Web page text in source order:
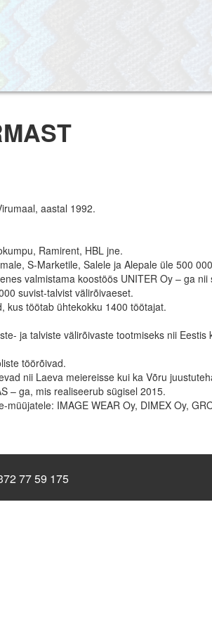
aastal 1992.
Ramirent, HBL jne.
S-Marketile, Salele ja Alepale üle 500
valmistama koostöös UNITER Oy – ga
suvist-talvist välirõivaeset.
kus töötab ühtekokku 1400 töötajat.
ja talviste välirõivaste tootmiseks nii
töörõivad.
nii Laeva meiereisse kui ka Võru
– ga, mis realiseerub sügisel 2015.
IMAGE WEAR Oy, DIMEX Oy,
77 59 175